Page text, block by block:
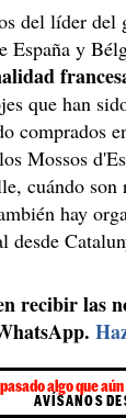
del líder del
España y
que han
comprados
Mossos
cuándo
hay
desde
recibir las
algo que aún
AVÍSANOS